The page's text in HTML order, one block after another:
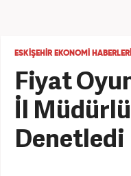
ESKIŞEHIR EKONOMI HABERLERI
Fiyat
İl
Denetledi